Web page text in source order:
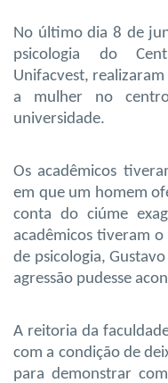
No último dia 8 de
psicologia do
Unifacvest,
a mulher no
universidade.
Os acadêmicos
em que um homem
conta do ciúme
acadêmicos tiveram
de psicologia,
agressão pudesse
A reitoria da
com a condição de
para demonstrar